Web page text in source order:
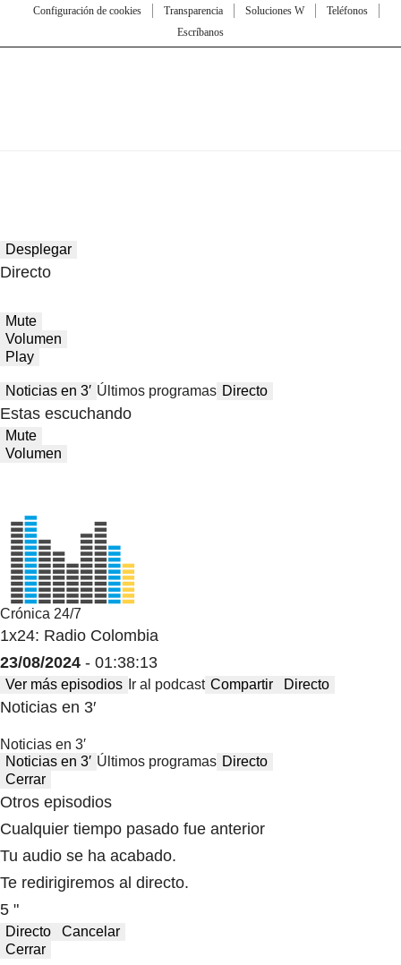
Configuración de cookies
Transparencia Soluciones W
Teléfonos
Escríbanos
Desplegar
Directo
Mute
Volumen
Play
Noticias en 3′ Últimos programas Directo
Estas escuchando
Mute
Volumen
Crónica 24/7
1x24: Radio Colombia
23/08/2024 - 01:38:13
Ver más episodios Ir al podcast Compartir Directo
Noticias en 3′
Noticias en 3′
Noticias en 3′ Últimos programas Directo
Cerrar
Otros episodios
Cualquier tiempo pasado fue anterior
Tu audio se ha acabado.
Te redirigiremos al directo.
5 "
Directo
Cancelar
Cerrar